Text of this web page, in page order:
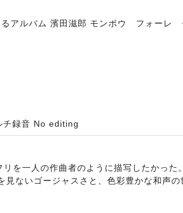
アルバム 濱田滋郎 モンポウ フォーレ
チ録音 No editing
を一人の作曲者のように描写したかった
ないゴージャスさと、色彩豊かな和声